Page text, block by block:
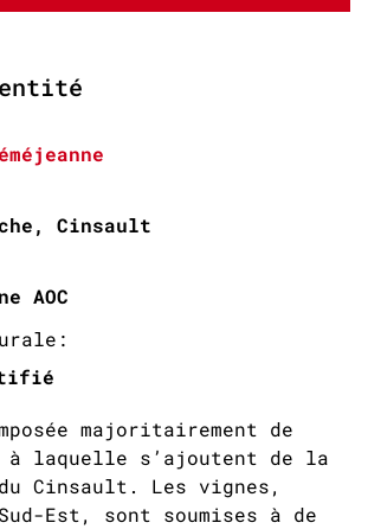
Cinsault
AOC
majoritairement de
à laquelle s’ajoutent de la
Cinsault. Les vignes,
Est, sont soumises à de